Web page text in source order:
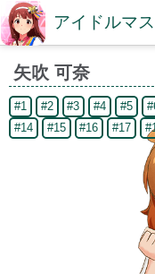
矢吹 可奈
#1 #2 #3 #4 #5
#14
#15 #16 #17